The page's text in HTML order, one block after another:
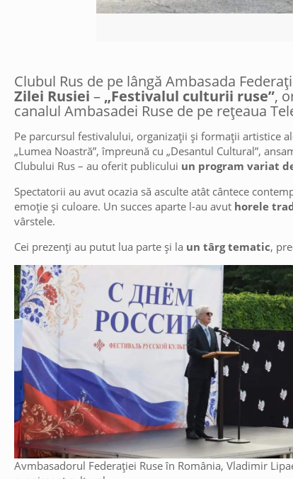
Clubul Rus de pe lângă Ambasada
Zilei Rusiei – „Festivalul culturii ruse”,
canalul Ambasadei Ruse de pe rețeaua
Pe parcursul festivalului, organizații și formații artistice
„Lumea Noastră”, împreună cu „Desantul Cultural”,
Clubului Rus – au oferit publicului un program variat
Spectatorii au avut ocazia să asculte atât cântece
emoție și culoare. Un succes aparte l-au avut horele
vârstele.
Cei prezenți au putut lua parte și la un târg tematic,
Avmbasadorul Federației Ruse în România, Vladimir